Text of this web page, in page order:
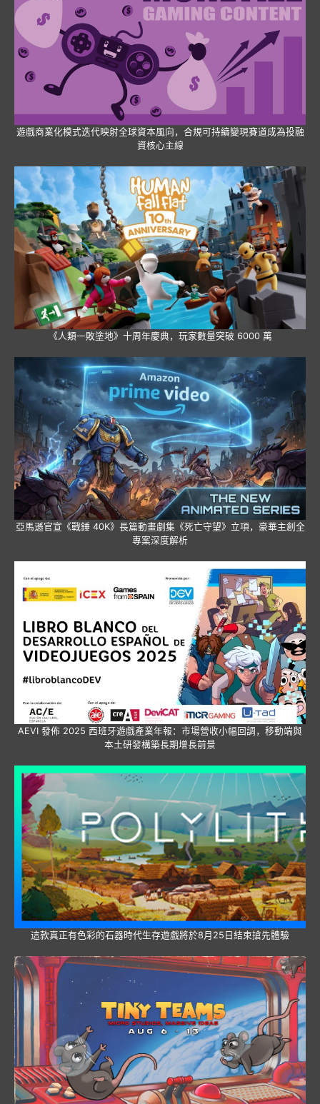
遊戲商業化模式迭代映射全球資本風向，合規可持續變現賽道成為投融
資核心主線
《人類一敗塗地》十周年慶典，玩家數量突破 6000 萬
亞馬遜官宣《戰錘 40K》長篇動畫劇集《死亡守望》立項，豪華主創全
專案深度解析
AEVI 發佈 2025 西班牙遊戲產業年報：市場營收小幅回調，移動端與
本土研發構築長期增長前景
這款真正有色彩的石器時代生存遊戲將於8月25日結束搶先體驗